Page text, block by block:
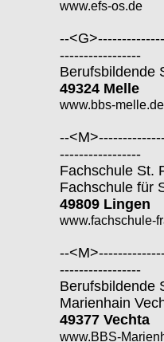
www.efs-os.de
--
-----------------
Berufsbildende
49324 Melle
www.bbs-melle.de
--
-----------------
Fachschule St.
Fachschule für
49809 Lingen
www.fachschule-
--
-----------------
Berufsbildende
Marienhain
49377 Vechta
www.BBS-